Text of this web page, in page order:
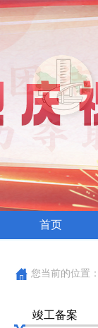
首页
您当前的位置：
竣工备案